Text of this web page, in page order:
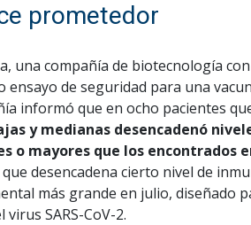
prometedor
una compañía de biotecnología
ensayo de seguridad para una
informó que en ocho pacientes
y medianas desencadenó
o mayores que los encontrados
desencadena cierto nivel de
más grande en julio, diseñado
virus SARS-CoV-2.